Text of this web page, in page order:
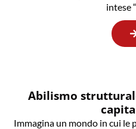
intese
Abilismo
Immagina un mondo in cui le